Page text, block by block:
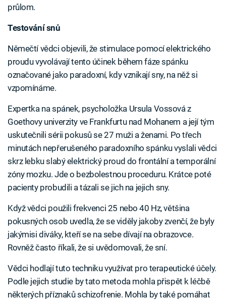
průlom.
Testování snů
Němečtí vědci objevili, že stimulace pomocí elektrického
proudu vyvolávají tento účinek během fáze spánku
označované jako paradoxní, kdy vznikají sny, na něž si
vzpomínáme.
Expertka na spánek, psycholožka Ursula Vossová z
Goethovy univerzity ve Frankfurtu nad Mohanem a její tým
uskutečnili sérii pokusů se 27 muži a ženami. Po třech
minutách nepřerušeného paradoxního spánku vyslali vědci
skrz lebku slabý elektrický proud do frontální a temporální
zóny mozku. Jde o bezbolestnou proceduru. Krátce poté
pacienty probudili a tázali se jich na jejich sny.
Když vědci použili frekvenci 25 nebo 40 Hz, většina
pokusných osob uvedla, že se viděly jakoby zvenčí, že byly
jakýmisi diváky, kteří se na sebe dívají na obrazovce.
Rovněž často říkali, že si uvědomovali, že sní.
Vědci hodlají tuto techniku využívat pro terapeutické účely.
Podle jejich studie by tato metoda mohla přispět k léčbě
některých příznaků schizofrenie. Mohla by také pomáhat